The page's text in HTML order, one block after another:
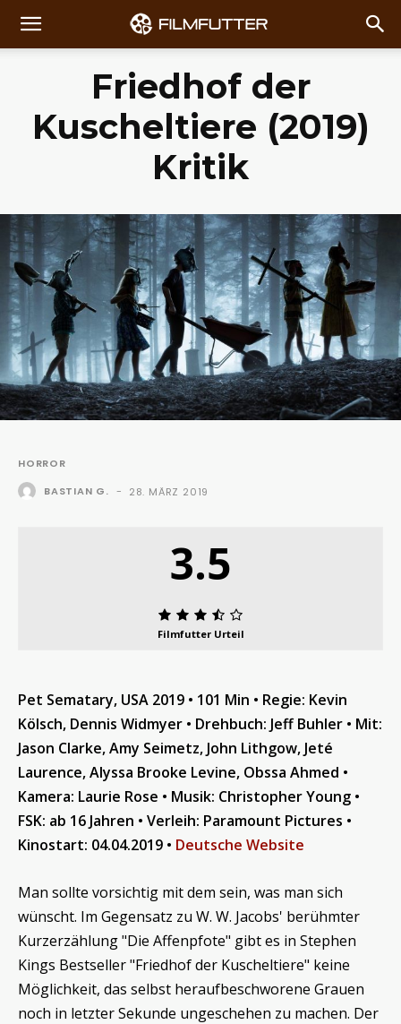
Friedhof der
Kuscheltiere (2019)
Kritik
HORROR
BASTIAN G. - 28. MÄRZ 2019
3.5
Filmfutter Urteil
Pet Sematary, USA 2019 • 101 Min • Regie: Kevin
Kölsch, Dennis Widmyer • Drehbuch: Jeff Buhler • Mit:
Jason Clarke, Amy Seimetz, John Lithgow, Jeté
Laurence, Alyssa Brooke Levine, Obssa Ahmed •
Kamera: Laurie Rose • Musik: Christopher Young •
FSK: ab 16 Jahren • Verleih: Paramount Pictures •
Kinostart: 04.04.2019 • Deutsche Website
Man sollte vorsichtig mit dem sein, was man sich
wünscht. Im Gegensatz zu W. W. Jacobs' berühmter
Kurzerzählung "Die Affenpfote" gibt es in Stephen
Kings Bestseller "Friedhof der Kuscheltiere" keine
Möglichkeit, das selbst heraufbeschworene Grauen
noch in letzter Sekunde ungeschehen zu machen. Der